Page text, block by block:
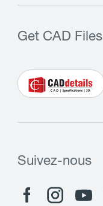
Get CAD Files
Suivez-nous